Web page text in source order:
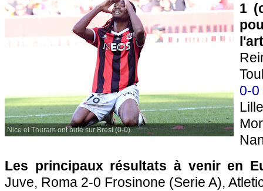
Nice et Thuram ont buté sur Brest (0-0).
1
0-0
Les principaux résultats à venir en
Juve, Roma 2-0 Frosinone (Serie A),